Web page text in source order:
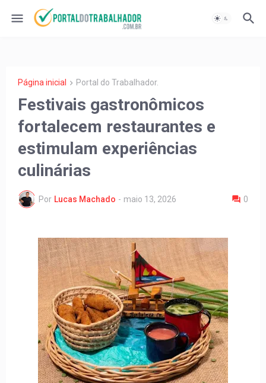
Página inicial Portal do Trabalhador.
Festivais gastronômicos
fortalecem restaurantes e
estimulam experiências
culinárias
Por Lucas Machado - maio 13, 2026 0